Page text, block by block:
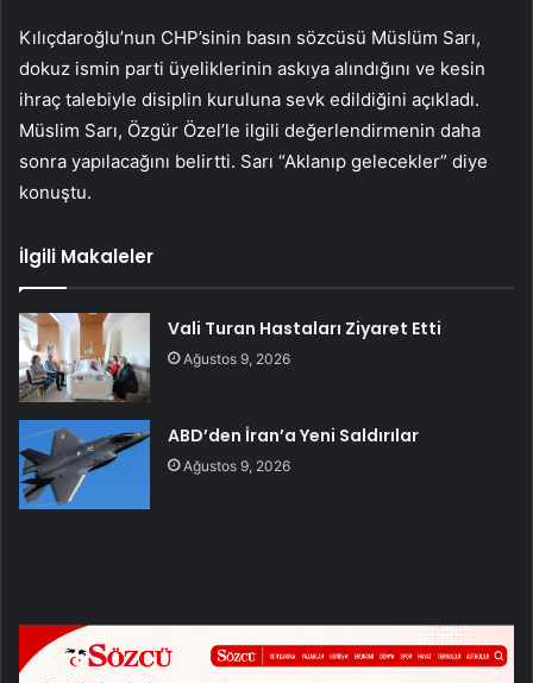
Kılıçdaroğlu’nun CHP’sinin basın sözcüsü Müslüm Sarı,
dokuz ismin parti üyeliklerinin askıya alındığını ve kesin
ihraç talebiyle disiplin kuruluna sevk edildiğini açıkladı.
Müslim Sarı, Özgür Özel’le ilgili değerlendirmenin daha
sonra yapılacağını belirtti. Sarı “Aklanıp gelecekler” diye
konuştu.
İlgili Makaleler
Vali Turan Hastaları Ziyaret Etti
Ağustos 9, 2026
ABD’den İran’a Yeni Saldırılar
Ağustos 9, 2026